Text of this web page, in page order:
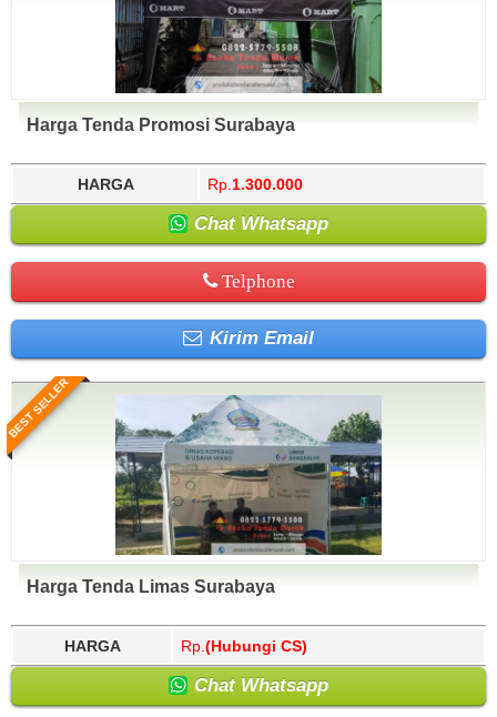
Harga Tenda Promosi Surabaya
HARGA Rp. 1.300.000
Chat Whatsapp
Telphone
Kirim Email
BEST SELLER
Harga Tenda Limas Surabaya
HARGA Rp. (Hubungi CS)
Chat Whatsapp